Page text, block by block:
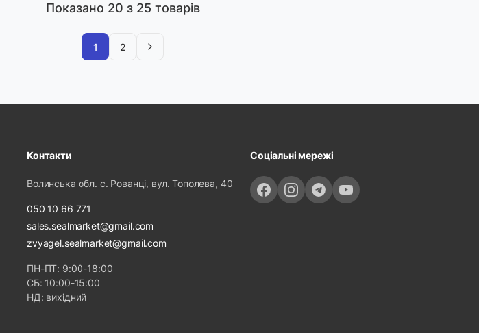
Показано 20 з 25 товарів
1 2
Контакти
Волинська обл. с. Рованці, вул. Тополева, 40
050 10 66 771
sales.sealmarket@gmail.com
zvyagel.sealmarket@gmail.com
ПН-ПТ: 9:00-18:00
СБ: 10:00-15:00
НД: вихідний
Соціальні мережі